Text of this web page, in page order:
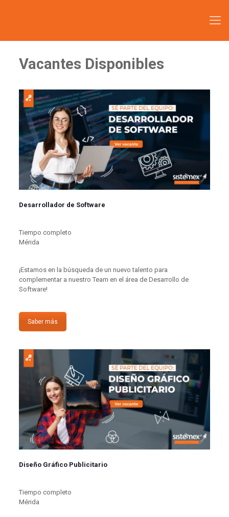
Vacantes Disponibles
Desarrollador de Software
Tiempo completo
Mérida
¡Estamos en la búsqueda de un nuevo talento para
complementar a nuestro Team en el área de Desarrollo de
Software!
Saber más
Diseño Gráfico Publicitario
Tiempo completo
Mérida